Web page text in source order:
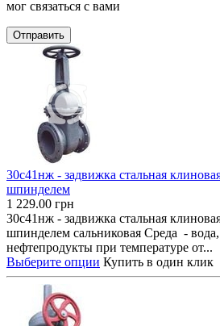
мог связаться с вами
Отправить
30с41нж - задвижка стальная
шпинделем
1 229.00 грн
30с41нж - задвижка стальная
шпинделем сальниковая Среда - вода,
нефтепродукты при температуре от...
Выберите опции Купить в один клик